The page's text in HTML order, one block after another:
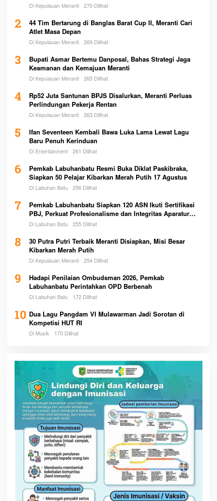
Di Kepulauan Meranti 270 Dilihat
2
44 Tim Bertarung di Banglas Barat Cup II, Meranti Cari
Atlet Masa Depan
Di Kepulauan Meranti 269 Dilihat
3
Bupati Asmar Bertemu Danposal, Bahas Strategi Jaga
Keamanan dan Kemajuan Meranti
Di Kepulauan Meranti 265 Dilihat
4
Rp52 Juta Santunan BPJS Disalurkan, Meranti Perluas
Perlindungan Pekerja Rentan
Di Kepulauan Meranti 263 Dilihat
5
Ifan Seventeen Kembali Bawa Luka Lama Lewat Lagu
Baru Penuh Kerinduan
Di Entertainment 261 Dilihat
6
Pemkab Labuhanbatu Resmi Buka Diklat Paskibraka,
Siapkan 50 Pelajar Kibarkan Merah Putih 17 Agustus
Di Labuhan Batu 256 Dilihat
7
Pemkab Labuhanbatu Siapkan 120 ASN Ikuti Sertifikasi
PBJ, Perkuat Profesionalisme dan Integritas Aparatur
Pemerintah
Di Labuhan Batu 255 Dilihat
8
30 Putra Putri Terbaik Meranti Disiapkan, Misi Besar
Kibarkan Merah Putih
Di Kepulauan Meranti 254 Dilihat
9
Hadapi Penilaian Ombudsman 2026, Pemkab
Labuhanbatu Perintahkan OPD Berbenah
Di Labuhan Batu 172 Dilihat
10 Dua Lagu Pangdam VI Mulawarman Jadi Sorotan di
Kompetisi HUT RI
Di Musik 170 Dilihat